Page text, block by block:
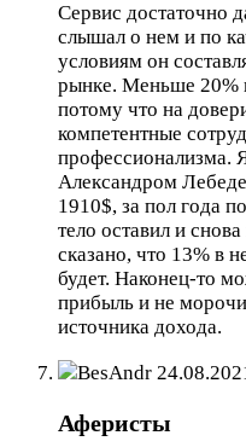
Сервис достаточно
слышал о нем и по
условиям он
рынке. Меньше 20%
потому что на
компетентные
профессионализма.
Александром
1910$, за пол года
тело оставил и
сказано, что 13% в
будет. Наконец-то
прибыль и не
источника дохода.
BesAndr
Аферисты